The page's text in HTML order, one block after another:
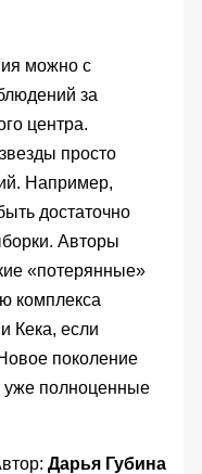
можно с
за
центра.
просто
Например,
достаточно
Авторы
«потерянные»
комплекса
Кека, если
поколение
уже полноценные
Дарья Губина